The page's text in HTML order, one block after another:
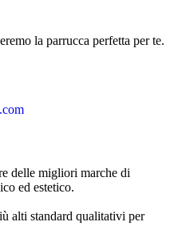
la parrucca perfetta per te.
delle migliori marche di
ed estetico.
alti standard qualitativi per